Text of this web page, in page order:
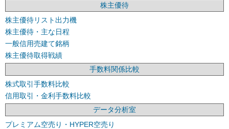
株主優待
株主優待リスト出力機
株主優待・主な日程
一般信用売建て銘柄
株主優待取得戦績
手数料関係比較
株式取引手数料比較
信用取引・金利手数料比較
データ分析室
プレミアム空売り・HYPER空売り